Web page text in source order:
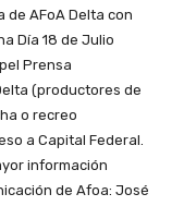
de AFoA Delta con
Día 18 de Julio
Prensa
(productores de
o recreo
a Capital Federal.
información
de Afoa: José